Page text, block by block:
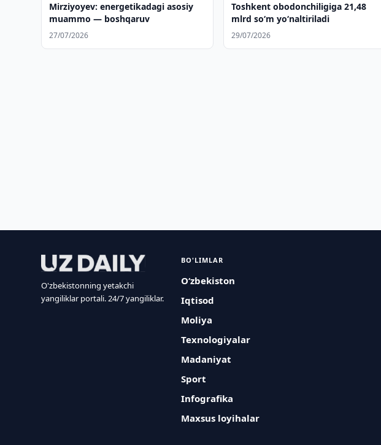
Mirziyoyev: energetikadagi asosiy
muammo — boshqaruv
27/07/2026
Toshkent obodonchiligiga 21,48
mlrd so‘m yo‘naltiriladi
29/07/2026
O'zbekistonning yetakchi
yangiliklar portali. 24/7 yangiliklar.
BO'LIMLAR
O‘zbekiston
Iqtisod
Moliya
Texnologiyalar
Madaniyat
Sport
Infografika
Maxsus loyihalar